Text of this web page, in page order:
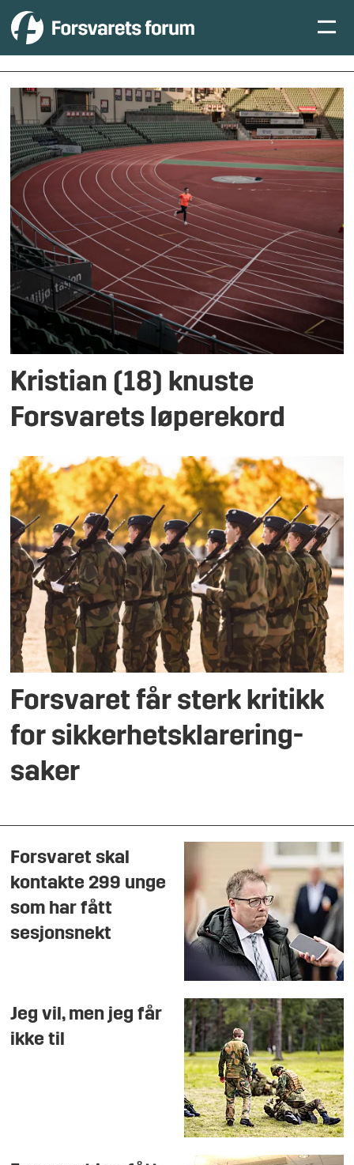
Tag:
sesjon
Kristian (18) knuste
Forsvarets løperekord
Forsvaret får sterk kritikk
for sikkerhetsklarering-
saker
Forsvaret skal
kontakte 299 unge
som har fått
sesjonsnekt
Jeg vil, men jeg får
ikke til